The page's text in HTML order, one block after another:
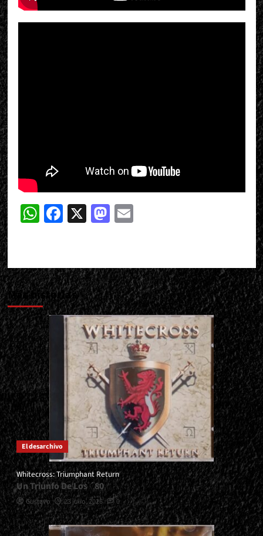
WhatsApp
Facebook
X Mastodon
Email
Más historias
El desarchivo
Whitecross: Triumphant Return
Un Triunfo De Los ´80
Gustavo 23 julio, 2026 0